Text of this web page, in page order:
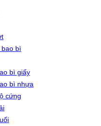
bì
bì giấy
bì nhựa
cứng